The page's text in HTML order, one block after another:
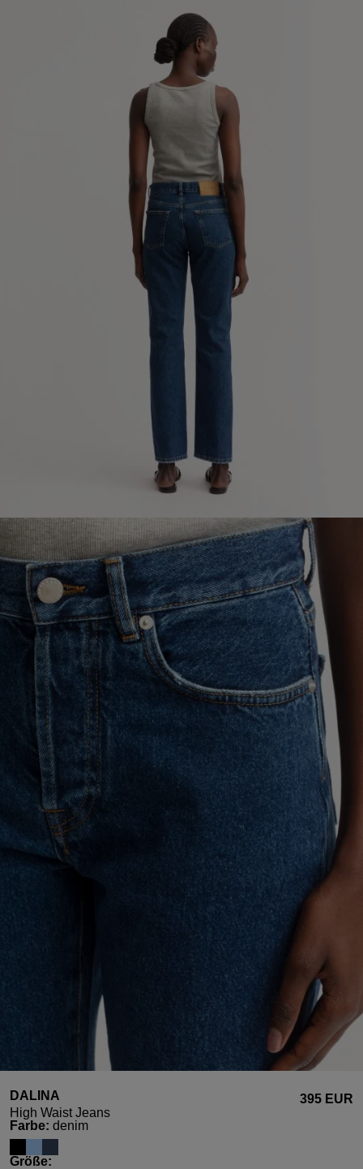
DALINA
High Waist Jeans
395 EUR
Farbeauswählen
: denim
Größeauswählen
: